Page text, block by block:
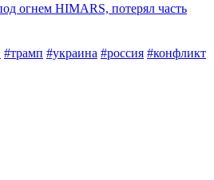
огнем HIMARS, потерял часть
#трамп #украина #россия #конфликт